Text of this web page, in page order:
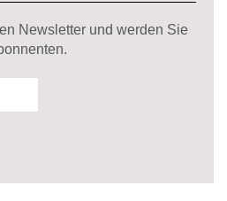
Newsletter und werden Sie